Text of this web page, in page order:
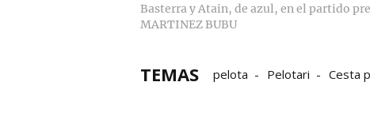
Basterra y Atain, de azul, en el partido
MARTINEZ BUBU
TEMAS pelota Pelotari Cesta